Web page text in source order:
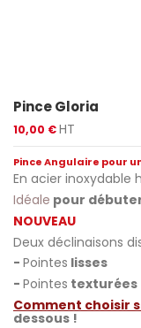
Pince Gloria
10,00 €HT
Pince Angulaire pour
En acier inoxydable
Idéale pour
NOUVEAU
Deux déclinaisons
- Pointes lisses
- Pointes texturées
Comment choisir
dessous !